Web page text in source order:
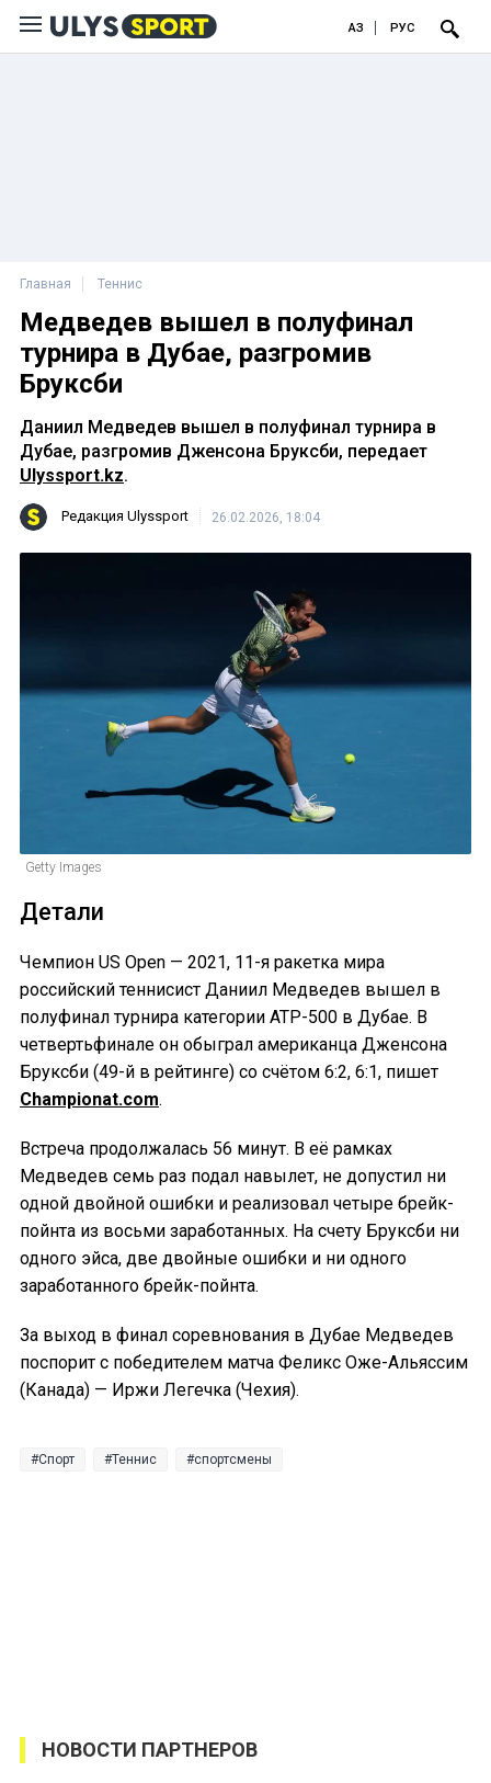
ҚАЗ РУС
Главная Теннис
Медведев вышел в полуфинал
турнира в Дубае, разгромив
Бруксби
Даниил Медведев вышел в полуфинал турнира в
Дубае, разгромив Дженсона Бруксби, передает
Ulyssport.kz.
Редакция Ulyssport 26.02.2026, 18:04
Getty Images
Детали
Чемпион US Open — 2021, 11-я ракетка мира
российский теннисист Даниил Медведев вышел в
полуфинал турнира категории ATP-500 в Дубае. В
четвертьфинале он обыграл американца Дженсона
Бруксби (49-й в рейтинге) со счётом 6:2, 6:1, пишет
Championat.com.
Встреча продолжалась 56 минут. В её рамках
Медведев семь раз подал навылет, не допустил ни
одной двойной ошибки и реализовал четыре брейк-
пойнта из восьми заработанных. На счету Бруксби ни
одного эйса, две двойные ошибки и ни одного
заработанного брейк-пойнта.
За выход в финал соревнования в Дубае Медведев
поспорит с победителем матча Феликс Оже-Альяссим
(Канада) — Иржи Легечка (Чехия).
Спорт Теннис спортсмены
НОВОСТИ ПАРТНЕРОВ